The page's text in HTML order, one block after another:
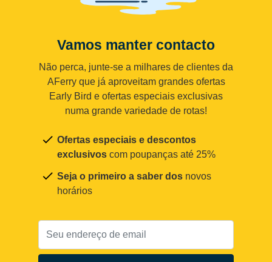
Vamos manter contacto
Não perca, junte-se a milhares de clientes da
AFerry que já aproveitam grandes ofertas
Early Bird e ofertas especiais exclusivas
numa grande variedade de rotas!
Ofertas especiais e descontos
exclusivos com poupanças até 25%
Seja o primeiro a saber dos novos
horários